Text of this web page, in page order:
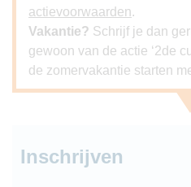
actievoorwaarden.
Vakantie? Schrijf je dan
gewoon van de actie ‘2de
de zomervakantie starten
Inschrijven